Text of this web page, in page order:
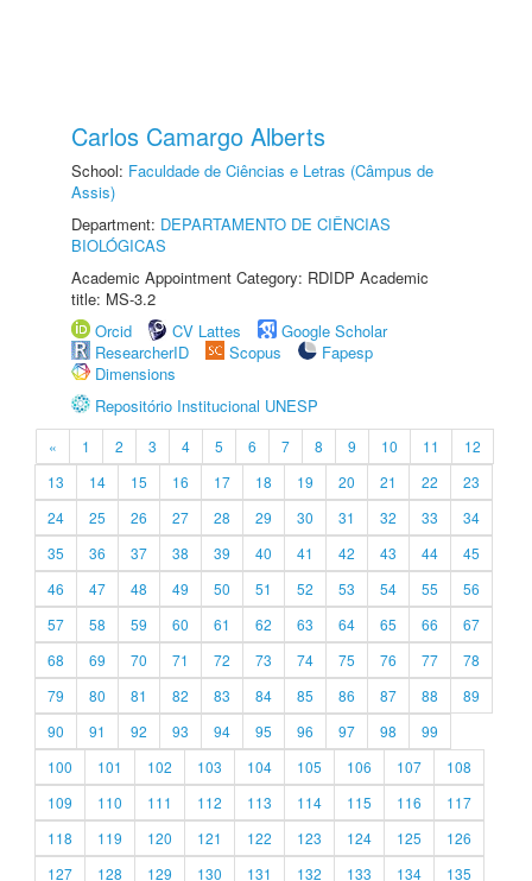
Carlos Camargo Alberts
School: Faculdade de Ciências e Letras (Câmpus de
Assis)
Department: DEPARTAMENTO DE CIÊNCIAS
BIOLÓGICAS
Academic Appointment Category: RDIDP Academic
title: MS-3.2
Orcid
CV Lattes
Google Scholar
ResearcherID
Scopus
Fapesp
Dimensions
Repositório Institucional UNESP
« 1 2 3 4 5 6 7 8 9 10 11
12
13
14 15 16 17 18 19 20 21 22
23
24
25 26 27 28 29 30 31 32 33
34
35
36 37 38 39 40 41 42 43 44
45
46
47 48 49 50 51 52 53 54 55
56
57
58 59 60 61 62 63 64 65 66
67
68
69 70 71 72 73 74 75 76 77
78
79
80 81 82 83 84 85 86 87 88
89
90
91 92 93 94 95 96 97 98
99
100
101 102 103 104 105 106 107
108
109
110 111 112 113 114 115 116
117
118
119 120 121 122 123 124 125
126
127
128 129 130 131 132 133 134
135